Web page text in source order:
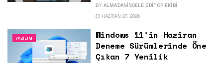
BY ALMADANINCELE EDITÖR EKIBI
HAZIRAN 27, 2026
YAZILIM
Windows 11’in Haziran
Deneme Sürümlerinde Öne
Çıkan 7 Yenilik